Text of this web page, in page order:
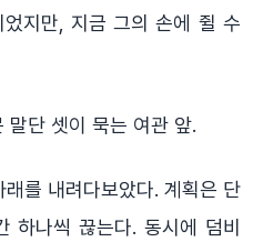
지만, 지금 그의 손에 쥘 수
말단 셋이 묵는 여관 앞.
를 내려다보았다. 계획은 단
하나씩 끊는다. 동시에 덤비